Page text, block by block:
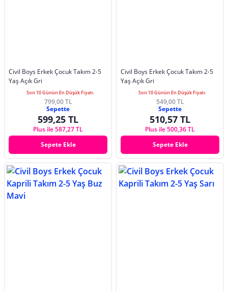
Civil Boys Erkek Çocuk Takım 2-5
Yaş Açık Gri
Son 10 Günün En Düşük Fiyatı
799,00 TL
Sepette
599,25 TL
Plus ile 587,27 TL
Sepete Ekle
Civil Boys Erkek Çocuk Takım 2-5
Yaş Açık Gri
Son 10 Günün En Düşük Fiyatı
549,00 TL
Sepette
510,57 TL
Plus ile 500,36 TL
Sepete Ekle